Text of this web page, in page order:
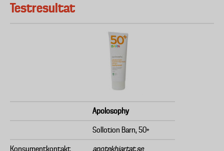
Testresultat
Apolosophy
Sollotion Barn, 50+
Konsumentkontakt apotekhjartat.se